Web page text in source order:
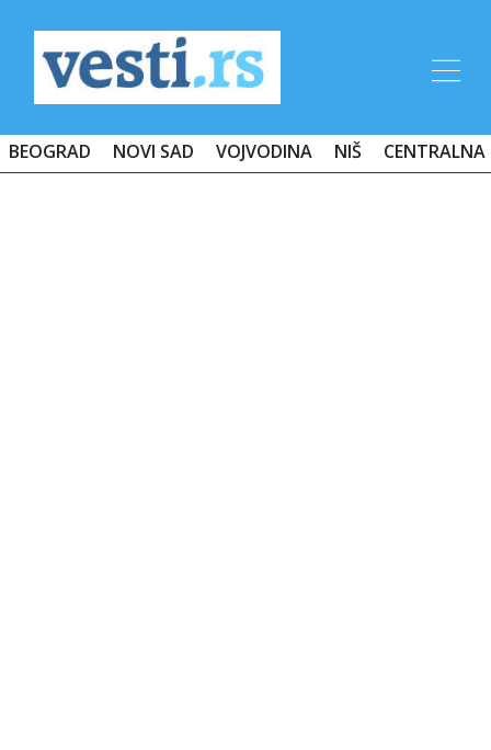
BEOGRAD NOVI SAD VOJVODINA NIŠ CENTRALNA